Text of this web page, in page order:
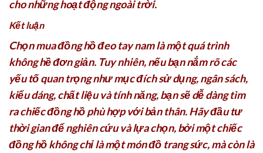
cho những hoạt động ngoài trời.
Kết luận
Chọn mua đồng hồ đeo tay nam là một quá trình
không hề đơn giản. Tuy nhiên, nếu bạn nắm rõ các
yếu tố quan trọng như mục đích sử dụng, ngân sách,
kiểu dáng, chất liệu và tính năng, bạn sẽ dễ dàng tìm
ra chiếc đồng hồ phù hợp với bản thân. Hãy đầu tư
thời gian để nghiên cứu và lựa chọn, bởi một chiếc
đồng hồ không chỉ là một món đồ trang sức, mà còn là